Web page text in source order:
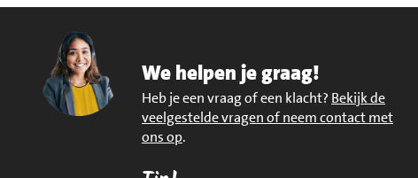
We helpen je graag!
Heb je een vraag of een klacht? Bekijk de
veelgestelde vragen of neem contact met
ons op.